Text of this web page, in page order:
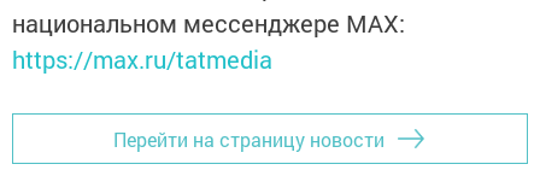
национальном мессенджере MАХ:
https://max.ru/tatmedia
Перейти на страницу новости